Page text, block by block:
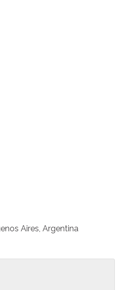
Aires, Argentina